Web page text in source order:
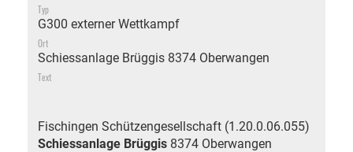
Typ
G300 externer Wettkampf
Ort
Schiessanlage Brüggis 8374 Oberwangen
Text
Fischingen Schützengesellschaft (1.20.0.06.055)
Schiessanlage Brüggis 8374 Oberwangen